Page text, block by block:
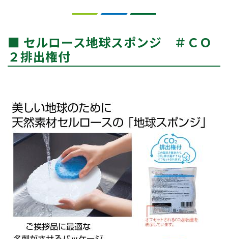
■ セルロース地球スポンジ ＃ＣＯ
２排出権付